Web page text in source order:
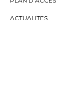
ACTUALITES